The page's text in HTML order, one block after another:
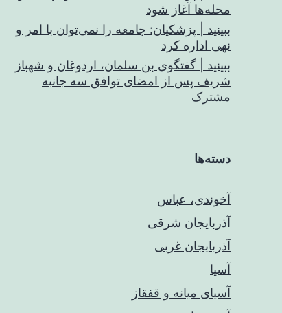
محله‌ها آغاز شود
ببینید | پزشکیان: جامعه را نمی‌توان با امر و
نهی اداره کرد
ببینید | گفتگوی بن سلمان، اردوغان و شهباز
شریف پس از امضای توافق سه جانبه
مشترک
دسته‌ها
آخوندی، عباس
آذربایجان شرقی
آذربایجان غربی
آسیا
آسیای میانه و قفقاز